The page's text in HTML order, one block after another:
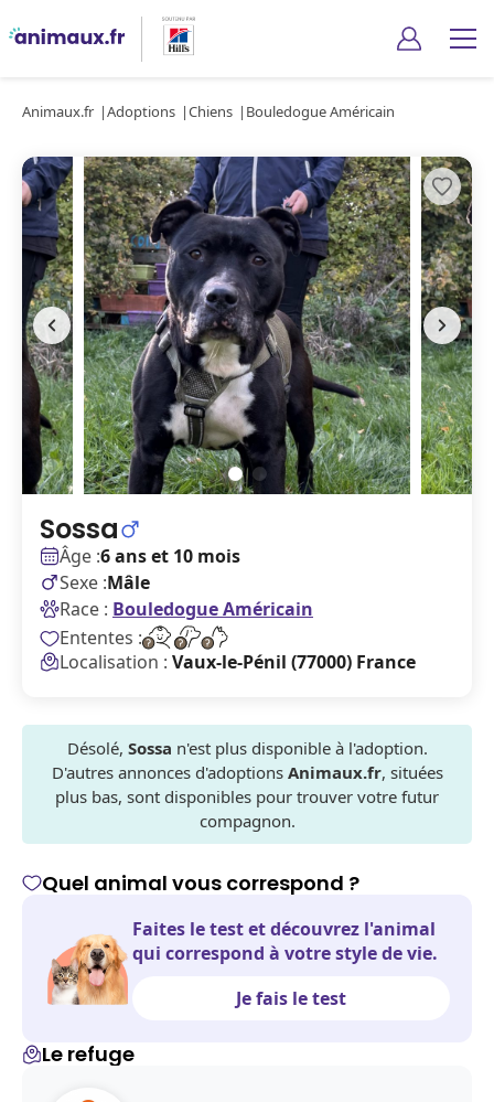
Animaux.fr Adoptions Chiens Bouledogue Américain
Sossa
Âge :6 ans et 10 mois
Sexe :Mâle
Race : Bouledogue Américain
Ententes :
Localisation : Vaux-le-Pénil (77000) France
Désolé, Sossa n'est plus disponible à l'adoption.
D'autres annonces d'adoptions Animaux.fr, situées
plus bas, sont disponibles pour trouver votre futur
compagnon.
Quel animal vous correspond ?
Faites le test et découvrez l'animal
qui correspond à votre style de vie.
Je fais le test
Le refuge